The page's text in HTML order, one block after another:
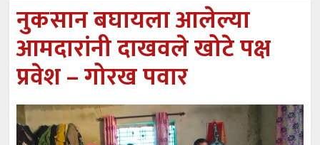
आत्मामालिक गुरूकूलाचे २२८ विद्यार्थी शिष्यवृत्तीस पात्र
ईच्छा आणि मेहनतीच्या बळावर यश मिळवता येते – शिवप्रसाद
पंडोरे
आमदार आशुतोष काळे यांचा वाढदिवस विविध सामाजिक
उपक्रमांनी साजरा
नुकसान बघायला आलेल्या
आमदारांनी दाखवले खोटे पक्ष
प्रवेश – गोरख पवार